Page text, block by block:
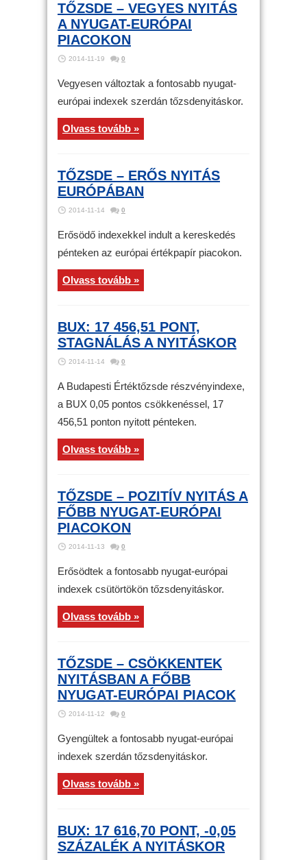
TŐZSDE – VEGYES NYITÁS
A NYUGAT-EURÓPAI
PIACOKON
2014-11-19 0
Vegyesen változtak a fontosabb nyugat-
európai indexek szerdán tőzsdenyitáskor.
Olvass tovább »
TŐZSDE – ERŐS NYITÁS
EURÓPÁBAN
2014-11-14 0
Erősödő indexekkel indult a kereskedés
pénteken az európai értékpapír piacokon.
Olvass tovább »
BUX: 17 456,51 PONT,
STAGNÁLÁS A NYITÁSKOR
2014-11-14 0
A Budapesti Értéktőzsde részvényindexe,
a BUX 0,05 pontos csökkenéssel, 17
456,51 ponton nyitott pénteken.
Olvass tovább »
TŐZSDE – POZITÍV NYITÁS A
FŐBB NYUGAT-EURÓPAI
PIACOKON
2014-11-13 0
Erősödtek a fontosabb nyugat-európai
indexek csütörtökön tőzsdenyitáskor.
Olvass tovább »
TŐZSDE – CSÖKKENTEK
NYITÁSBAN A FŐBB
NYUGAT-EURÓPAI PIACOK
2014-11-12 0
Gyengültek a fontosabb nyugat-európai
indexek szerdán tőzsdenyitáskor.
Olvass tovább »
BUX: 17 616,70 PONT, -0,05
SZÁZALÉK A NYITÁSKOR